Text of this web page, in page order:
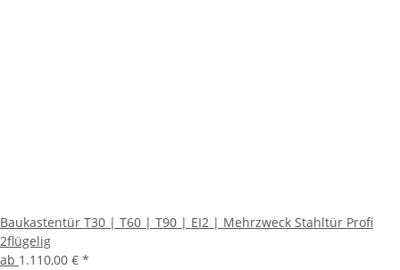
Baukastentür T30 | T60 | T90 | EI2 | Mehrzweck Stahltür Profi
2flügelig
ab 1.110,00 € *